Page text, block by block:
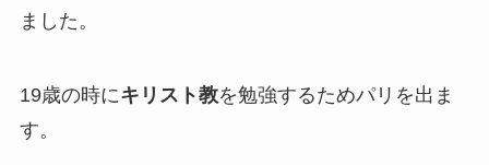
ました。
19歳の時にキリスト教を勉強するためパリを出ま
す。